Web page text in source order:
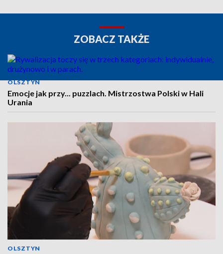
ZOBACZ TAKŻE
OLSZTYN
Emocje jak przy... puzzlach. Mistrzostwa Polski w Hali
Urania
OLSZTYN